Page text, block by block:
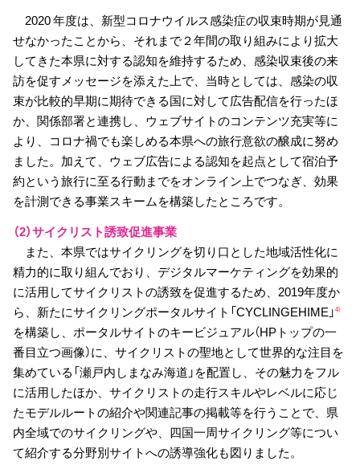
2020 年度は、新型コロナウイルス感染症の収束時期が見通
せなかったことから、それまで２年間の取り組みにより拡大
してきた本県に対する認知を維持するため、感染収束後の来
訪を促すメッセージを添えた上で、当時としては、感染の収
束が比較的早期に期待できる国に対して広告配信を行ったほ
か、関係部署と連携し、ウェブサイトのコンテンツ充実等に
より、コロナ禍でも楽しめる本県への旅行意欲の醸成に努め
ました。加えて、ウェブ広告による認知を起点として宿泊予
約という旅行に至る行動までをオンライン上でつなぎ、効果
を計測できる事業スキームを構築したところです。
（2）サイクリスト誘致促進事業
また、本県ではサイクリングを切り口とした地域活性化に
精力的に取り組んでおり、デジタルマーケティングを効果的
に活用してサイクリストの誘致を促進するため、2019年度か
ら、新たにサイクリングポータルサイト「CYCLINGEHIME」4）
を構築し、ポータルサイトのキービジュアル（HPトップの一
番目立つ画像）に、サイクリストの聖地として世界的な注目を
集めている「瀬戸内しまなみ海道」を配置し、その魅力をフル
に活用したほか、サイクリストの走行スキルやレベルに応じ
たモデルルートの紹介や関連記事の掲載等を行うことで、県
内全域でのサイクリングや、四国一周サイクリング等につい
て紹介する分野別サイトへの誘導強化も図りました。